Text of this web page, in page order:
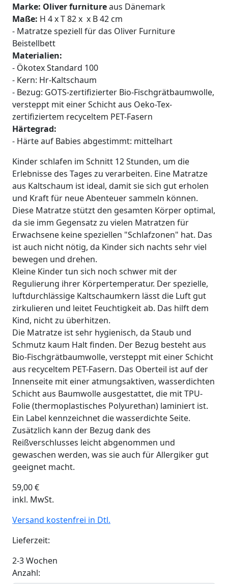
Marke: Oliver furnitureaus Dänemark
Maße: H 4 x T 82 x x B 42 cm
- Matratze speziell für das Oliver Furniture
Beistellbett
Materialien:
- Ökotex Standard 100
- Kern: Hr-Kaltschaum
- Bezug: GOTS-zertifizierter Bio-Fischgrätbaumwolle,
versteppt mit einer Schicht aus Oeko-Tex-
zertifiziertem recyceltem PET-Fasern
Härtegrad:
- Härte auf Babies abgestimmt: mittelhart
Kinder schlafen im Schnitt 12 Stunden, um die
Erlebnisse des Tages zu verarbeiten. Eine Matratze
aus Kaltschaum ist ideal, damit sie sich gut erholen
und Kraft für neue Abenteuer sammeln können.
Diese Matratze stützt den gesamten Körper optimal,
da sie imm Gegensatz zu vielen Matratzen für
Erwachsene keine speziellen "Schlafzonen" hat. Das
ist auch nicht nötig, da Kinder sich nachts sehr viel
bewegen und drehen.
Kleine Kinder tun sich noch schwer mit der
Regulierung ihrer Körpertemperatur. Der spezielle,
luftdurchlässige Kaltschaumkern lässt die Luft gut
zirkulieren und leitet Feuchtigkeit ab. Das hilft dem
Kind, nicht zu überhitzen.
Die Matratze ist sehr hygienisch, da Staub und
Schmutz kaum Halt finden. Der Bezug besteht aus
Bio-Fischgrätbaumwolle, versteppt mit einer Schicht
aus recyceltem PET-Fasern. Das Oberteil ist auf der
Innenseite mit einer atmungsaktiven, wasserdichten
Schicht aus Baumwolle ausgestattet, die mit TPU-
Folie (thermoplastisches Polyurethan) laminiert ist.
Ein Label kennzeichnet die wasserdichte Seite.
Zusätzlich kann der Bezug dank des
Reißverschlusses leicht abgenommen und
gewaschen werden, was sie auch für Allergiker gut
geeignet macht.
59,00€
inkl. MwSt.
Versand kostenfrei in Dtl.
Lieferzeit:
2-3 Wochen
Anzahl: